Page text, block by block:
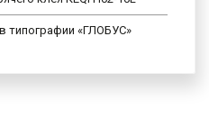
типографии «ГЛОБУС»